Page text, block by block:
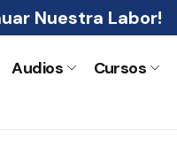
Nuestra Labor!
Audios Cursos